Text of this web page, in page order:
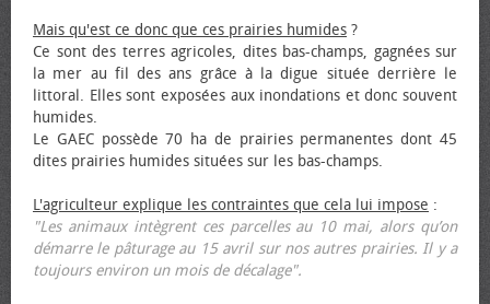
Mais qu'est ce donc que ces prairies humides ?
Ce sont des terres agricoles, dites bas-champs, gagnées sur
la mer au fil des ans grâce à la digue située derrière le
littoral. Elles sont exposées aux inondations et donc souvent
humides.
Le GAEC possède 70 ha de prairies permanentes dont 45
dites prairies humides situées sur les bas-champs.
L'agriculteur explique les contraintes que cela lui impose :
"Les animaux intègrent ces parcelles au 10 mai, alors qu’on
démarre le pâturage au 15 avril sur nos autres prairies. Il y a
toujours environ un mois de décalage".